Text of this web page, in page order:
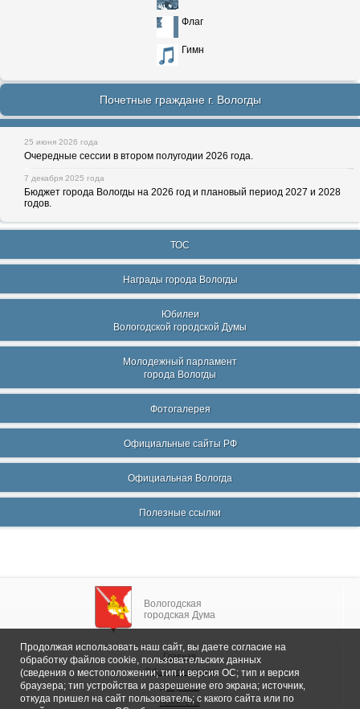
Флаг
Гимн
Почетные граждане г. Вологды
25 июня 2026 года
Очередные сессии в втором полугодии 2026 года.
7 декабря 2025 года
Бюджет города Вологды на 2026 год и плановый период 2027 и 2028
годов.
ТОС
Награды города Вологды
Юбилеи
Вологодской городской Думы
Молодежный парламент
города Вологды
Фотогалерея
Официальные сайты РФ
Официальная Вологда
Полезные ссылки
Вологодская
городская Дума
Главная
Общие сведения
Депутаты
Комитеты
Продолжая использовать наш сайт, вы даете согласие на
обработку файлов cookie, пользовательских данных
(сведения о местоположении; тип и версия ОС; тип и версия
браузера; тип устройства и разрешение его экрана; источник,
откуда пришел на сайт пользователь; с какого сайта или по